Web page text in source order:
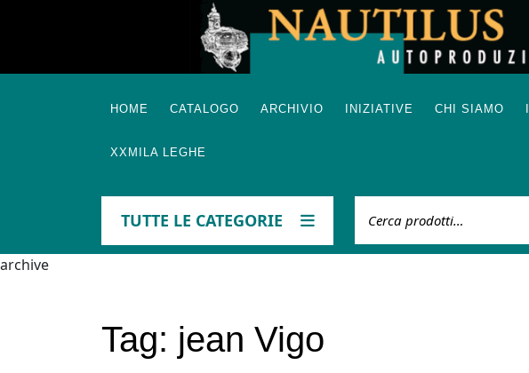
HOME CATALOGO ARCHIVIO INIZIATIVE CHI SIAMO
XXMILA LEGHE
TUTTE LE CATEGORIE
archive
Tag: jean Vigo